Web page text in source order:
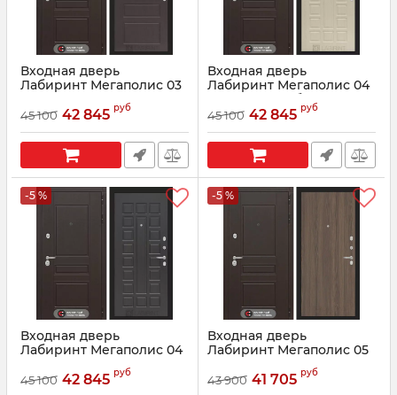
Входная дверь
Лабиринт Мегаполис 03
Артикул: 0002508
45 100 42 845 руб
Входная дверь
Лабиринт Мегаполис 04
- Беленый дуб
Артикул: 0002511
45 100 42 845 руб
-5 %
Входная дверь
Лабиринт Мегаполис 04
Артикул: 0002512
45 100 42 845 руб
-5 %
Входная дверь
Лабиринт Мегаполис 05
Артикул: 663295
43 900 41 705 руб